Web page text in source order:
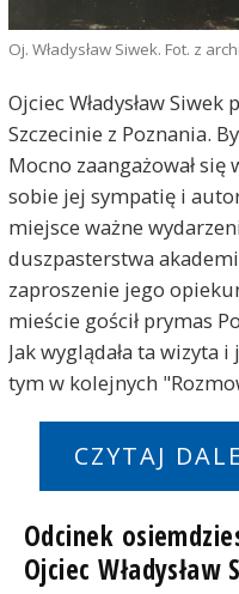
Oj. Władysław Siwek. Fot. z
Ojciec Władysław Siwek
Szczecinie z Poznania.
Mocno zaangażował się
sobie jej sympatię i
miejsce ważne
duszpasterstwa
zaproszenie jego
mieście gościł prymas
Jak wyglądała ta wizyta
tym w kolejnych
CZYTAJ
Odcinek
Ojciec Władysław